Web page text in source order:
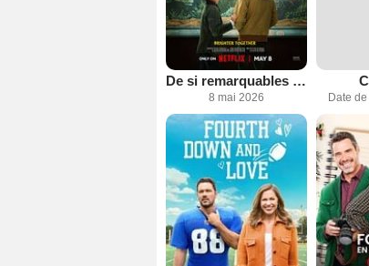
De si remarquables créatures
8 mai 2026 Date